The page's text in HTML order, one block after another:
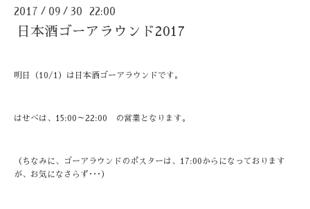
2017 / 09 / 30 22:00
日本酒ゴーアラウンド2017
明日（10/1）は日本酒ゴーアラウンドです。
はせべは、15:00～22:00 の営業となります。
（ちなみに、ゴーアラウンドのポスターは、17:00からになっております
が、お気になさらず･･･）